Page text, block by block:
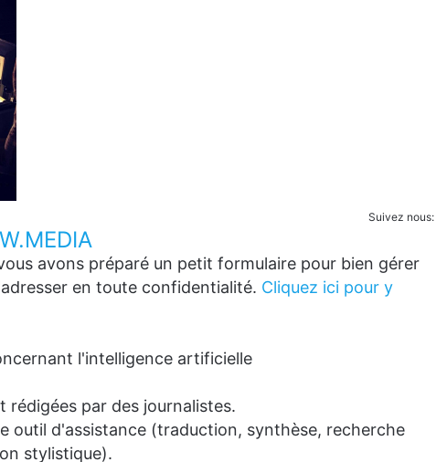
Suivez nous:
avons préparé un petit formulaire pour bien gérer
en toute confidentialité. Cliquez ici pour y
l'intelligence artificielle
rédigées par des journalistes.
outil d'assistance (traduction, synthèse, recherche
stylistique).